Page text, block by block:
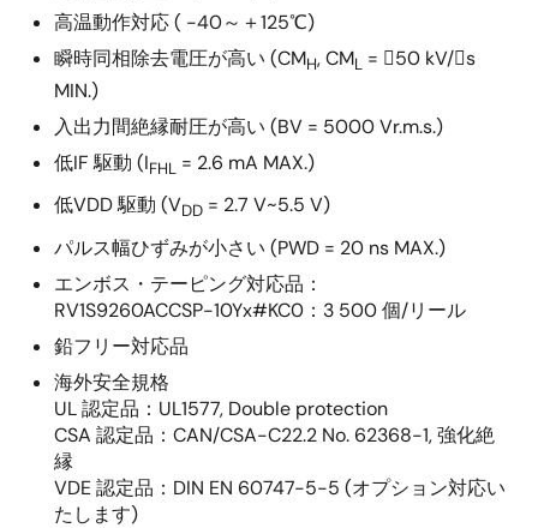
高温動作対応 ( -40～＋125℃)
瞬時同相除去電圧が高い (CMH, CML = 50 kV/s
MIN.)
入出力間絶縁耐圧が高い (BV = 5000 Vr.m.s.)
低IF 駆動 (IFHL = 2.6 mA MAX.)
低VDD 駆動 (VDD = 2.7 V~5.5 V)
パルス幅ひずみが小さい (PWD = 20 ns MAX.)
エンボス・テーピング対応品：
RV1S9260ACCSP-10Yx#KC0：3 500 個/リール
鉛フリー対応品
海外安全規格
UL 認定品：UL1577, Double protection
CSA 認定品：CAN/CSA-C22.2 No. 62368-1, 強化絶
縁
VDE 認定品：DIN EN 60747-5-5 (オプション対応い
たします)